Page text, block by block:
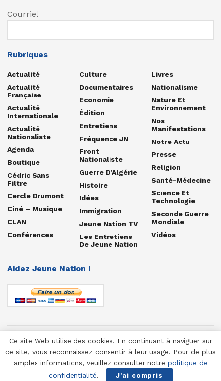
Courriel
Rubriques
Actualité
Actualité
Française
Actualité
Internationale
Actualité
Nationaliste
Agenda
Boutique
Cédric Sans
Filtre
Cercle Drumont
Ciné – Musique
CLAN
Conférences
Culture
Documentaires
Economie
Édition
Entretiens
Fréquence JN
Front
Nationaliste
Guerre D'Algérie
Histoire
Idées
Immigration
Jeune Nation TV
Les Entretiens
De Jeune Nation
Livres
Nationalisme
Nature Et
Environnement
Nos
Manifestations
Notre Actu
Presse
Religion
Santé-Médecine
Science Et
Technologie
Seconde Guerre
Mondiale
Vidéos
Aidez Jeune Nation !
© 1958-2025 Jeune Nation
Ce site Web utilise des cookies. En continuant à naviguer sur
ce site, vous reconnaissez consentir à leur usage. Pour de plus
amples informations, veuillez consulter notre politique de
confidentialité. J'ai compris